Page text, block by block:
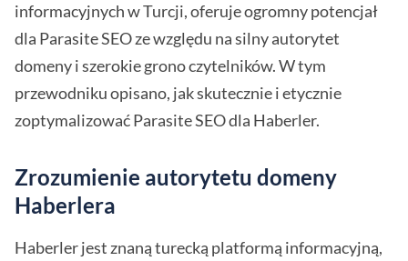
informacyjnych w Turcji, oferuje ogromny potencjał
dla Parasite SEO ze względu na silny autorytet
domeny i szerokie grono czytelników. W tym
przewodniku opisano, jak skutecznie i etycznie
zoptymalizować Parasite SEO dla Haberler.
Zrozumienie autorytetu domeny
Haberlera
Haberler jest znaną turecką platformą informacyjną,